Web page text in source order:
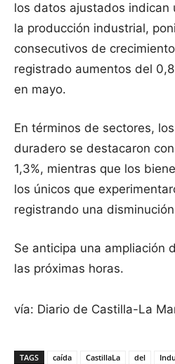
los datos ajustados indican
la producción industrial,
consecutivos de
registrado aumentos del
en mayo.
En términos de sectores,
duradero se destacaron
1,3%, mientras que los
los únicos que
registrando una
Se anticipa una ampliación
las próximas horas.
vía: Diario de Castilla-La
TAGS caída CastillaLa del